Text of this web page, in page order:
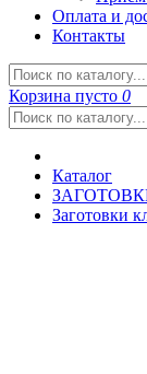
Оплата и
Контакты
Корзина пусто 0
Каталог
Заготовки